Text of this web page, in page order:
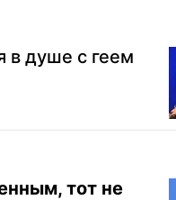
в душе с геем
тот не